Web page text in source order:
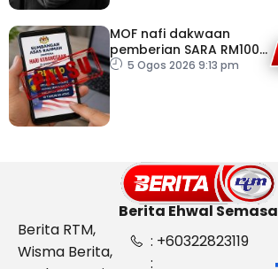
MOF nafi dakwaan
pemberian SARA RM100
sempena Hari
5 Ogos 2026 9:13 pm
Berita Ehwal Semasa
Berita RTM,
Wisma Berita,
: +60322823119
: